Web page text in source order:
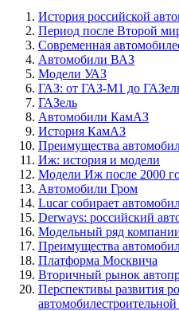
История российской
Период после Второй
Современная
Автомобили ВАЗ
Модели УАЗ
ГАЗ: от ГАЗ-М1 до
ГАЗель
Автомобили КамАЗ
История КамАЗ
Преимущества
Иж: история и модели
Модели Иж после 2000
Автомобили Гром
Lucar собирает
Derways: российский
Модельный ряд
Преимущества
Платформа Москвича
Вторичный рынок
Перспективы развития
автомобилестроительной